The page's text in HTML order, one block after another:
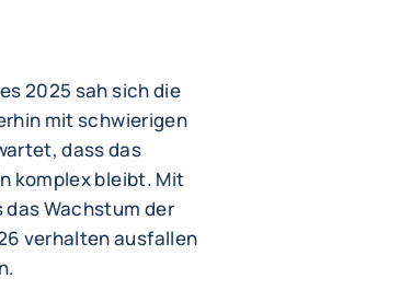
2025 sah sich die
mit schwierigen
dass das
komplex bleibt. Mit
Wachstum der
verhalten ausfallen